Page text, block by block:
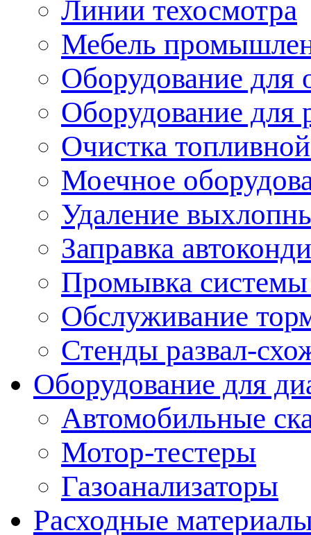
Линии техосмотра
Мебель
Оборудование для
Оборудование для
Очистка
Моечное
Удаление
Заправка
Промывка
Обслуживание
Стенды развал-
Оборудование для
Автомобильные
Мотор-тестеры
Газоанализаторы
Расходные